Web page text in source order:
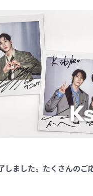
ました。たくさんのご